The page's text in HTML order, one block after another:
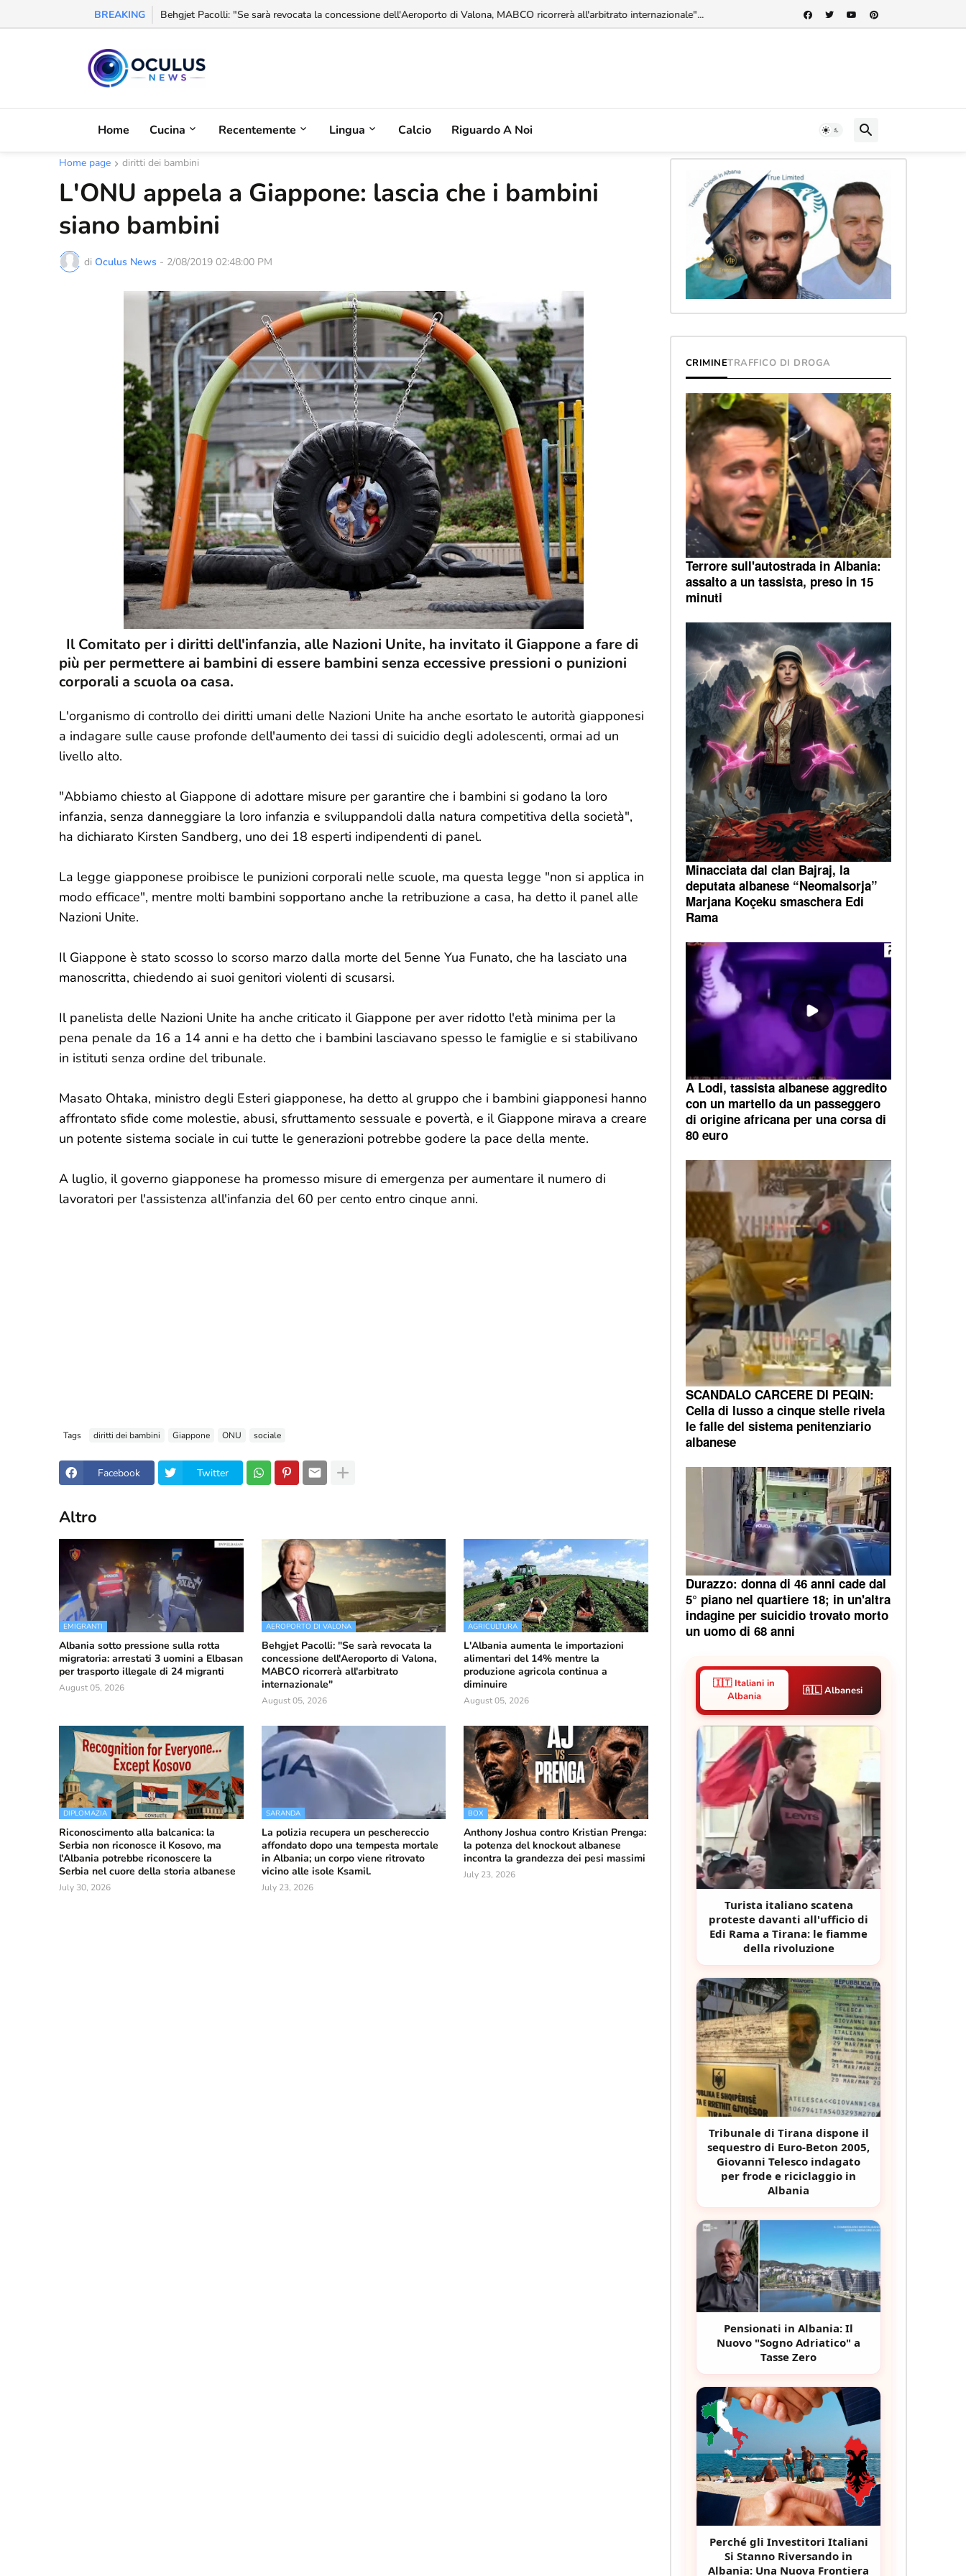
BREAKING Behgjet Pacolli: "Se sarà revocata la concessione dell'Aeroporto di Valona, MABCO ricorrerà all'arbitrato internazionale"...
Home Cucina Recentemente Lingua Calcio Riguardo A Noi
Home page diritti dei bambini
L'ONU appela a Giappone: lascia che i bambini
siano bambini
di Oculus News - 2/08/2019 02:48:00 PM
Il Comitato per i diritti dell'infanzia, alle Nazioni Unite, ha invitato il Giappone a fare di
più per permettere ai bambini di essere bambini senza eccessive pressioni o punizioni
corporali a scuola oa casa.
L'organismo di controllo dei diritti umani delle Nazioni Unite ha anche esortato le autorità giapponesi
a indagare sulle cause profonde dell'aumento dei tassi di suicidio degli adolescenti, ormai ad un
livello alto.
"Abbiamo chiesto al Giappone di adottare misure per garantire che i bambini si godano la loro
infanzia, senza danneggiare la loro infanzia e sviluppandoli dalla natura competitiva della società",
ha dichiarato Kirsten Sandberg, uno dei 18 esperti indipendenti di panel.
La legge giapponese proibisce le punizioni corporali nelle scuole, ma questa legge "non si applica in
modo efficace", mentre molti bambini sopportano anche la retribuzione a casa, ha detto il panel alle
Nazioni Unite.
Il Giappone è stato scosso lo scorso marzo dalla morte del 5enne Yua Funato, che ha lasciato una
manoscritta, chiedendo ai suoi genitori violenti di scusarsi.
Il panelista delle Nazioni Unite ha anche criticato il Giappone per aver ridotto l'età minima per la
pena penale da 16 a 14 anni e ha detto che i bambini lasciavano spesso le famiglie e si stabilivano
in istituti senza ordine del tribunale.
Masato Ohtaka, ministro degli Esteri giapponese, ha detto al gruppo che i bambini giapponesi hanno
affrontato sfide come molestie, abusi, sfruttamento sessuale e povertà, e il Giappone mirava a creare
un potente sistema sociale in cui tutte le generazioni potrebbe godere la pace della mente.
A luglio, il governo giapponese ha promesso misure di emergenza per aumentare il numero di
lavoratori per l'assistenza all'infanzia del 60 per cento entro cinque anni.
Tags diritti dei bambini Giappone ONU sociale
Facebook Twitter
Altro
EMIGRANTI
Albania sotto pressione sulla rotta
migratoria: arrestati 3 uomini a Elbasan
per trasporto illegale di 24 migranti
August 05, 2026
AEROPORTO DI VALONA
Behgjet Pacolli: "Se sarà revocata la
concessione dell'Aeroporto di Valona,
MABCO ricorrerà all'arbitrato
internazionale"
August 05, 2026
AGRICULTURA
L'Albania aumenta le importazioni
alimentari del 14% mentre la
produzione agricola continua a
diminuire
August 05, 2026
DIPLOMAZIA
Riconoscimento alla balcanica: la
Serbia non riconosce il Kosovo, ma
l'Albania potrebbe riconoscere la
Serbia nel cuore della storia albanese
July 30, 2026
SARANDA
La polizia recupera un peschereccio
affondato dopo una tempesta mortale
in Albania; un corpo viene ritrovato
vicino alle isole Ksamil.
July 23, 2026
BOX
Anthony Joshua contro Kristian Prenga:
la potenza del knockout albanese
incontra la grandezza dei pesi massimi
July 23, 2026
CRIMINETRAFFICO DI DROGA
Terrore sull'autostrada in Albania:
assalto a un tassista, preso in 15
minuti
Minacciata dal clan Bajraj, la
deputata albanese “Neomalsorja”
Marjana Koçeku smaschera Edi
Rama
A Lodi, tassista albanese aggredito
con un martello da un passeggero
di origine africana per una corsa di
80 euro
SCANDALO CARCERE DI PEQIN:
Cella di lusso a cinque stelle rivela
le falle del sistema penitenziario
albanese
Durazzo: donna di 46 anni cade dal
5° piano nel quartiere 18; in un'altra
indagine per suicidio trovato morto
un uomo di 68 anni
🇮🇹 Italiani in
Albania
🇦🇱 Albanesi
Turista italiano scatena
proteste davanti all'ufficio di
Edi Rama a Tirana: le fiamme
della rivoluzione
Tribunale di Tirana dispone il
sequestro di Euro-Beton 2005,
Giovanni Telesco indagato
per frode e riciclaggio in
Albania
Pensionati in Albania: Il
Nuovo "Sogno Adriatico" a
Tasse Zero
Perché gli Investitori Italiani
Si Stanno Riversando in
Albania: Una Nuova Frontiera